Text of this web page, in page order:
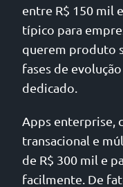
entre R$ 150 mil
típico para
querem produto
fases de
dedicado.
Apps enterprise,
transacional e
de R$ 300 mil e
facilmente. De